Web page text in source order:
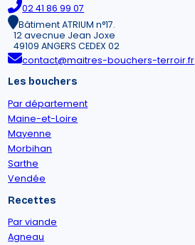
02 41 86 99 07
Bâtiment ATRIUM n°17.
12 avecnue Jean Joxe
49109 ANGERS CEDEX 02
contact@maitres-bouchers-terroir.fr
Les bouchers
Par département
Maine-et-Loire
Mayenne
Morbihan
Sarthe
Vendée
Recettes
Par viande
Agneau